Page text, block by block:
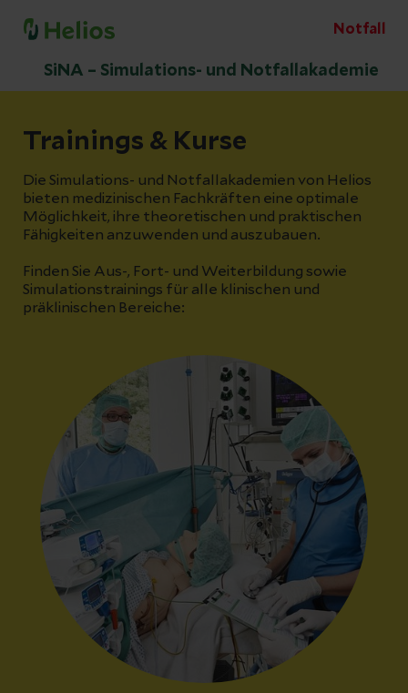
Notfall
SiNA – Simulations- und Notfallakademie
Trainings & Kurse
Die Simulations- und Notfallakademien von Helios
bieten medizinischen Fachkräften eine optimale
Möglichkeit, ihre theoretischen und praktischen
Fähigkeiten anzuwenden und auszubauen.
Finden Sie Aus-, Fort- und Weiterbildung sowie
Simulationstrainings für alle klinischen und
präklinischen Bereiche: